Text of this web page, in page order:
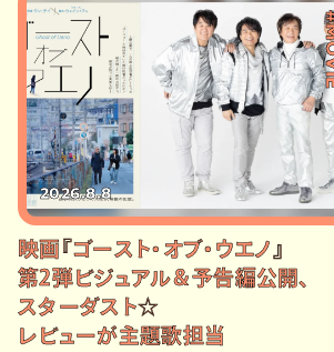
2026.8.8
映画『ゴースト・オブ・ウエノ』
第2弾ビジュアル＆予告編公開、
スターダスト☆
レビューが主題歌担当